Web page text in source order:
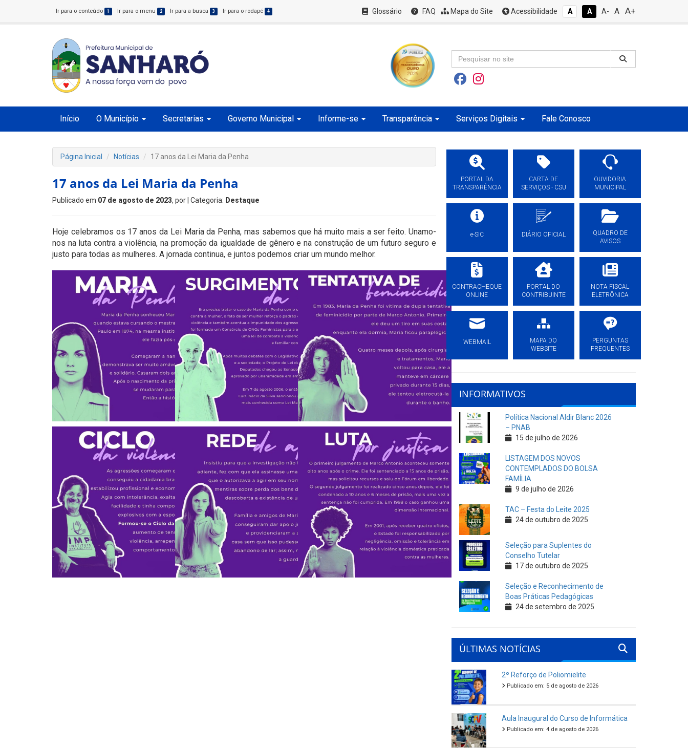
Ir para o conteúdo 1 Ir para o menu 2 Ir para a busca 3 Ir para o rodapé 4 Glossário FAQ Mapa do Site Acessibilidade A A A- A A+
Início O Município Secretarias Governo Municipal Informe-se Transparência Serviços Digitais Fale Conosco
Página Inicial Notícias 17 anos da Lei Maria da Penha
17 anos da Lei Maria da Penha
Publicado em 07 de agosto de 2023, por | Categoria: Destaque
Hoje celebramos os 17 anos da Lei Maria da Penha, mas sabemos que há muito mais a ser feito. Unamo-
nos na luta contra a violência, na promoção da igualdade de gênero e na construção de um futuro seguro e
justo para todas as mulheres. A jornada continua, e juntos podemos criar um mundo melhor.
PORTAL DA
TRANSPARÊNCIA
CARTA DE
SERVIÇOS - CSU
OUVIDORIA
MUNICIPAL
e-SIC DIÁRIO OFICIAL
QUADRO DE
AVISOS
CONTRACHEQUE
ONLINE
PORTAL DO
CONTRIBUINTE
NOTA FISCAL
ELETRÔNICA
WEBMAIL
MAPA DO
WEBSITE
PERGUNTAS
FREQUENTES
INFORMATIVOS
Política Nacional Aldir Blanc 2026
– PNAB
15 de julho de 2026
LISTAGEM DOS NOVOS
CONTEMPLADOS DO BOLSA
FAMÍLIA
9 de julho de 2026
TAC – Festa do Leite 2025
24 de outubro de 2025
Seleção para Suplentes do
Conselho Tutelar
17 de outubro de 2025
Seleção e Reconhecimento de
Boas Práticas Pedagógicas
24 de setembro de 2025
ÚLTIMAS NOTÍCIAS
2º Reforço de Poliomielite
Publicado em: 5 de agosto de 2026
Aula Inaugural do Curso de Informática
Publicado em: 4 de agosto de 2026